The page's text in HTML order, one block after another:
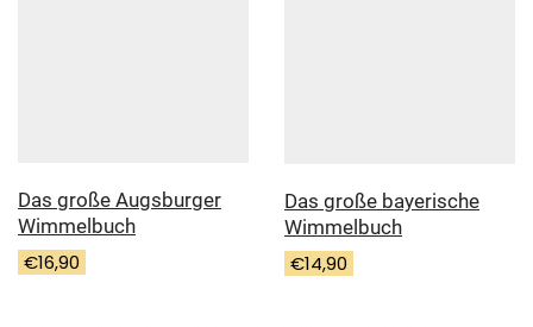
Das große Augsburger
Wimmelbuch
€16,90
Das große bayerische
Wimmelbuch
€14,90